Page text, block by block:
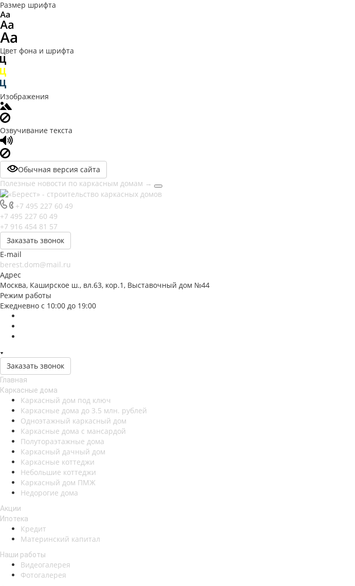
Размер шрифта
Цвет фона и шрифта
Изображения
Озвучивание текста
Обычная версия сайта
Полезные новости по каркасным домам →
+7 495 227 60 49
+7 495 227 60 49
+7 916 454 81 57
Заказать звонок
E-mail
berest.dom@mail.ru
Адрес
Москва, Каширское ш., вл.63, кор.1, Выставочный дом №44
Режим работы
Ежедневно с 10:00 до 19:00
Заказать звонок
Главная
Каркасные дома
Каркасный дом под ключ
Каркасные дома до 3.5 млн. рублей
Одноэтажный каркасный дом
Каркасные дома с мансардой
Полутораэтажные дома
Каркасный дачный дом
Каркасные коттеджи
Небольшие коттеджи
Каркасный дом ПМЖ
Недорогие дома
Акции
Ипотека
Кредит
Материнский капитал
Наши работы
Видеогалерея
Фотогалерея